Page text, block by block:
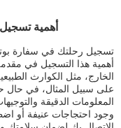
أهمية
تسجيل رحلتك في سفارة
أهمية هذا التسجيل في
الخارج، مثل الكوارث
على سبيل المثال، في حال
المعلومات الدقيقة
وجود احتجاجات عنيفة أو